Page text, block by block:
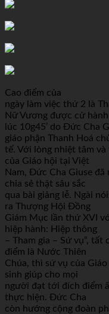
Cao điểm của
ngày làm việc thứ 2 là
Nữ Vương được cử hành
lúc 10g45’ do Đức Cha
giáo phận Thanh Hoá
tế. Với lòng nhiệt tâm
của Giáo hội tại Việt
Nam, Đức Cha Giuse
chia sẻ thật sâu sắc
qua bài giảng lễ. Ngài
ra Thượng Hội Đồng
Giám Mục lần thứ XVI
hiệp hành: Hiệp thông
– Tham gia – Sứ vụ”,
điểm là Nước Thiên
Chúa, thì sứ vụ của
sinh giúp cho mọi
người đạt tới đích điểm
thực hiện. Đức Cha
còn hướng cộng đoàn